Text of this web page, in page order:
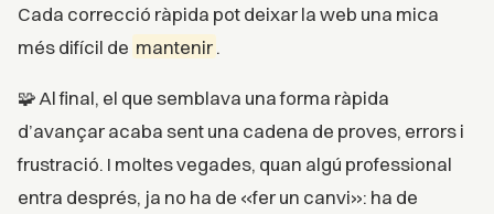
Cada correcció ràpida pot deixar la web una mica
més difícil de mantenir.
🧩 Al final, el que semblava una forma ràpida
d’avançar acaba sent una cadena de proves, errors i
frustració. I moltes vegades, quan algú professional
entra després, ja no ha de «fer un canvi»: ha de